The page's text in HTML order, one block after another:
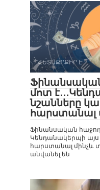
ՀԵՏԱՔՐՔԻՐ Է
Ֆինանսական
մոտ
նշանները
հարստանալ
Ֆինանսական
Կենդանակերպի այս
հարստանալ մինչև
անվանել են